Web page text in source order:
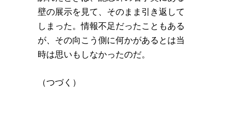
壁の展示を見て、そのまま引き返して
しまった。情報不足だったこともある
が、その向こう側に何かがあるとは当
時は思いもしなかったのだ。
（つづく）